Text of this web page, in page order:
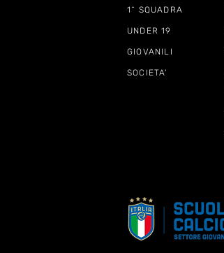
1^ SQUADRA
UNDER 19
GIOVANILI
SOCIETA'